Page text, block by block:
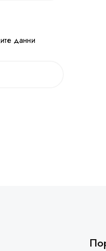
данни